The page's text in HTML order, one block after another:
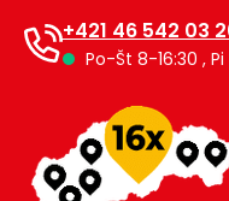
+421 46 542 03
Po-Št 8-16:30 , Pi